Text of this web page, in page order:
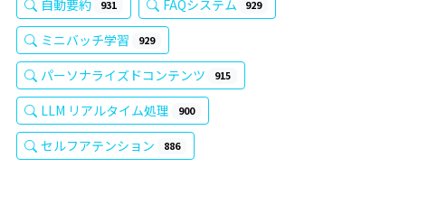
自動要約 931 FAQシステム 929
ミニバッチ学習 929
パーソナライズドコンテンツ 915
LLM リアルタイム処理 900
セルフアテンション 886